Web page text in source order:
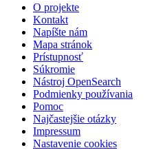
O projekte
Kontakt
Napíšte nám
Mapa stránok
Prístupnosť
Súkromie
Nástroj OpenSearch
Podmienky používania
Pomoc
Najčastejšie otázky
Impressum
Nastavenie cookies